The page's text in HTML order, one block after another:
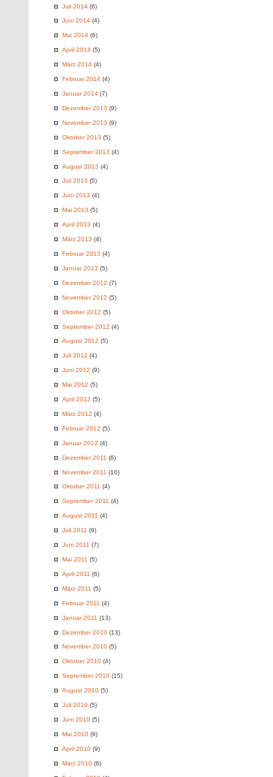
Juli 2014 (6)
Juni 2014 (4)
Mai 2014 (6)
April 2014 (5)
März 2014 (4)
Februar 2014 (4)
Januar 2014 (7)
Dezember 2013 (9)
November 2013 (9)
Oktober 2013 (5)
September 2013 (4)
August 2013 (4)
Juli 2013 (5)
Juni 2013 (4)
Mai 2013 (5)
April 2013 (4)
März 2013 (4)
Februar 2013 (4)
Januar 2013 (5)
Dezember 2012 (7)
November 2012 (5)
Oktober 2012 (5)
September 2012 (4)
August 2012 (5)
Juli 2012 (4)
Juni 2012 (9)
Mai 2012 (5)
April 2012 (5)
März 2012 (4)
Februar 2012 (5)
Januar 2012 (4)
Dezember 2011 (6)
November 2011 (10)
Oktober 2011 (4)
September 2011 (4)
August 2011 (4)
Juli 2011 (9)
Juni 2011 (7)
Mai 2011 (5)
April 2011 (6)
März 2011 (5)
Februar 2011 (4)
Januar 2011 (13)
Dezember 2010 (13)
November 2010 (5)
Oktober 2010 (4)
September 2010 (15)
August 2010 (5)
Juli 2010 (5)
Juni 2010 (5)
Mai 2010 (9)
April 2010 (9)
März 2010 (6)